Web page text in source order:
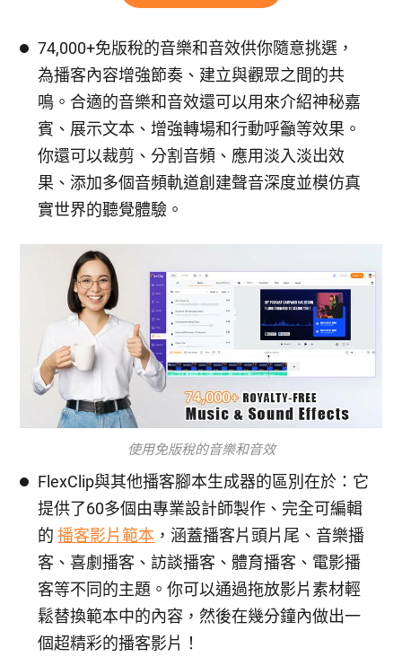
74,000+免版稅的音樂和音效供你隨意挑選，
為播客內容增強節奏、建立與觀眾之間的共
鳴。合適的音樂和音效還可以用來介紹神秘嘉
賓、展示文本、增強轉場和行動呼籲等效果。
你還可以裁剪、分割音頻、應用淡入淡出效
果、添加多個音頻軌道創建聲音深度並模仿真
實世界的聽覺體驗。
使用免版稅的音樂和音效
FlexClip與其他播客腳本生成器的區別在於：它
提供了60多個由專業設計師製作、完全可編輯
的播客影片範本 ，涵蓋播客片頭片尾、音樂播
客、喜劇播客、訪談播客、體育播客、電影播
客等不同的主題。你可以通過拖放影片素材輕
鬆替換範本中的內容，然後在幾分鐘內做出一
個超精彩的播客影片！